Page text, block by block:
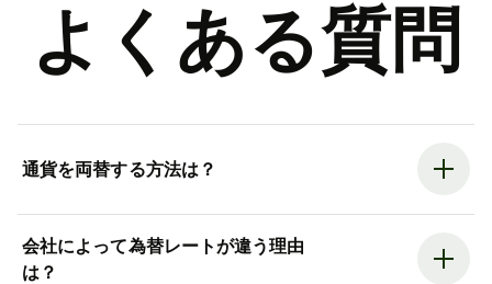
よくある質問
通貨を両替する方法は？
会社によって為替レートが違う理由
は？